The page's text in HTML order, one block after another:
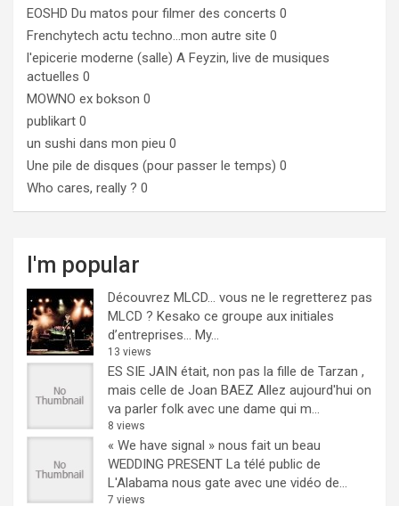
EOSHD Du matos pour filmer des concerts 0
Frenchytech actu techno…mon autre site 0
l'epicerie moderne (salle) A Feyzin, live de musiques
actuelles 0
MOWNO ex bokson 0
publikart 0
un sushi dans mon pieu 0
Une pile de disques (pour passer le temps) 0
Who cares, really ? 0
I'm popular
Découvrez MLCD… vous ne le regretterez pas
MLCD ? Kesako ce groupe aux initiales
d’entreprises… My...
13 views
ES SIE JAIN était, non pas la fille de Tarzan ,
mais celle de Joan BAEZ Allez aujourd'hui on
va parler folk avec une dame qui m...
8 views
« We have signal » nous fait un beau
WEDDING PRESENT La télé public de
L'Alabama nous gate avec une vidéo de...
7 views